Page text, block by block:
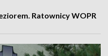
Ratownicy WOPR